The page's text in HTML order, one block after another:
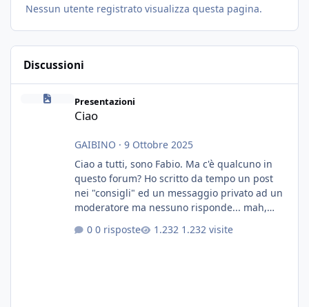
Nessun utente registrato visualizza questa pagina.
Discussioni
Presentazioni
Ciao
GAIBINO · 9 Ottobre 2025
Ciao a tutti, sono Fabio. Ma c'è qualcuno in
questo forum? Ho scritto da tempo un post
nei "consigli" ed un messaggio privato ad un
moderatore ma nessuno risponde... mah,
0 risposte 1.232 visite